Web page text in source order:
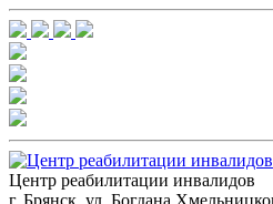
Центр реабилитации инвалидов
г. Брянск, ул. Богдана